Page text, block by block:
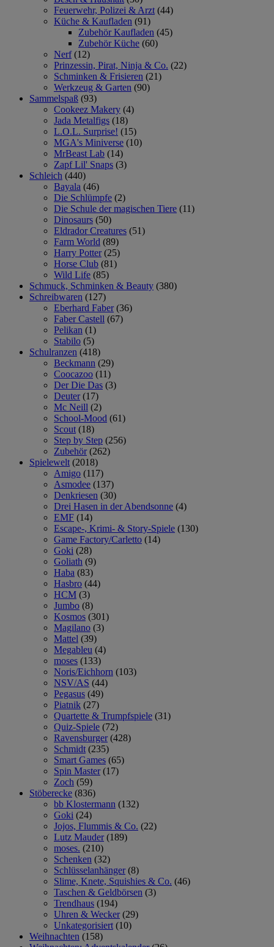
Feuerwehr, Polizei & Arzt (44)
Küche & Kaufladen (91)
Zubehör Kaufladen (45)
Zubehör Küche (60)
Nerf (12)
Prinzessin, Pirat, Ninja & Co. (22)
Schminken & Frisieren (21)
Werkzeug & Garten (90)
Sammelspaß (93)
Cookeez Makery (4)
Jada Metalfigs (18)
L.O.L. Surprise! (15)
MGA's Miniverse (10)
MrBeast Lab (14)
Zapf Lil' Snaps (3)
Schleich (440)
Bayala (46)
Die Schlümpfe (2)
Die Schule der magischen Tiere (11)
Dinosaurs (50)
Eldrador Creatures (51)
Farm World (89)
Harry Potter (25)
Horse Club (81)
Wild Life (85)
Schmuck, Schminken & Beauty (380)
Schreibwaren (127)
Eberhard Faber (36)
Faber Castell (67)
Pelikan (1)
Stabilo (5)
Schulranzen (418)
Beckmann (29)
Coocazoo (11)
Der Die Das (3)
Deuter (17)
Mc Neill (2)
School-Mood (61)
Scout (18)
Step by Step (256)
Zubehör (262)
Spielewelt (2018)
Amigo (117)
Asmodee (137)
Denkriesen (30)
Drei Hasen in der Abendsonne (4)
EMF (14)
Escape-, Krimi- & Story-Spiele (130)
Game Factory/Carletto (14)
Goki (28)
Goliath (9)
Haba (83)
Hasbro (44)
HCM (3)
Jumbo (8)
Kosmos (301)
Magilano (3)
Mattel (39)
Megableu (4)
moses (133)
Noris/Eichhorn (103)
NSV/AS (44)
Pegasus (49)
Piatnik (27)
Quartette & Trumpfspiele (31)
Quiz-Spiele (72)
Ravensburger (428)
Schmidt (235)
Smart Games (65)
Spin Master (17)
Zoch (59)
Stöberecke (836)
bb Klostermann (132)
Goki (24)
Jojos, Flummis & Co. (22)
Lutz Mauder (189)
moses. (210)
Schenken (32)
Schlüsselanhänger (8)
Slime, Knete, Squishies & Co. (46)
Taschen & Geldbörsen (3)
Trendhaus (194)
Uhren & Wecker (29)
Unkategorisiert (10)
Weihnachten (158)